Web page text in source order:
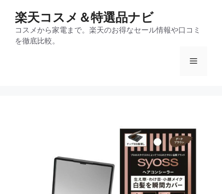
楽天コスメ＆特選品ナビ
コスメから家電まで。楽天のお得なセール情報や口コミ
を徹底比較。
メ